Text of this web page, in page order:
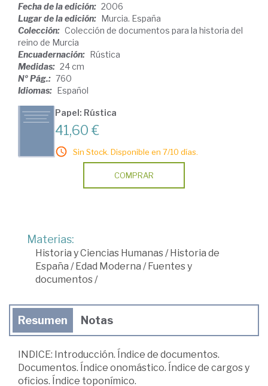
Fecha de la edición: 2006
Lugar de la edición: Murcia. España
Colección: Colección de documentos para la historia del
reino de Murcia
Encuadernación: Rústica
Medidas: 24 cm
Nº Pág.: 760
Idiomas: Español
Papel: Rústica
41,60 €
Sin Stock. Disponible en 7/10 días.
COMPRAR
Materias:
Historia y Ciencias Humanas/Historia de
España /Edad Moderna /Fuentes y
documentos/
Resumen Notas
INDICE: Introducción. Índice de documentos.
Documentos. Índice onomástico. Índice de cargos y
oficios. Índice toponímico.